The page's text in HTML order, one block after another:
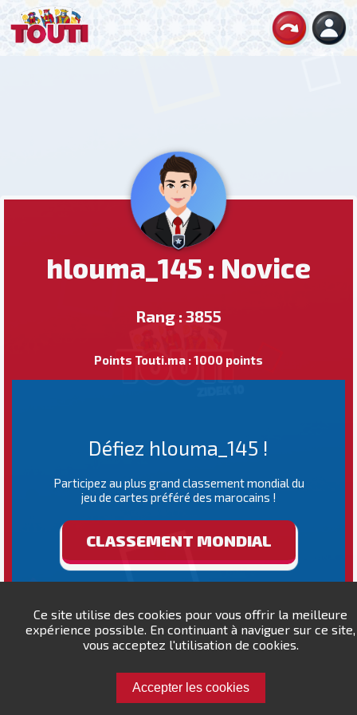
Ce site utilise des cookies pour vous offrir la meilleure
expérience possible. En continuant à naviguer sur ce site,
vous acceptez l'utilisation de cookies.
Accepter les cookies
hlouma_145 : Novice
Rang : 3855
Points Touti.ma : 1000 points
Défiez hlouma_145 !
Participez au plus grand classement mondial du
jeu de cartes préféré des marocains !
CLASSEMENT MONDIAL